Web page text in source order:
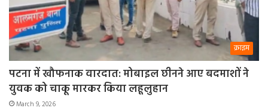
क्राइम
पटना में खौफनाक वारदात: मोबाइल छीनने आए बदमाशों ने
युवक को चाकू मारकर किया लहूलुहान
March 9, 2026